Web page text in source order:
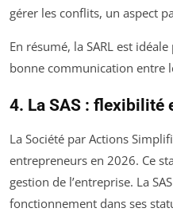
gérer les conflits, un aspect
En résumé, la SARL est
bonne communication entre
4. La SAS : flexibilité
La Société par Actions
entrepreneurs en 2026. Ce
gestion de l’entreprise. La
fonctionnement dans ses